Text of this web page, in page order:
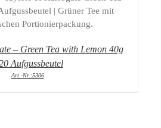
DETAILS
– Green Tea with Lemon 40g
Aufgussbeutel
Art.-Nr.:5306